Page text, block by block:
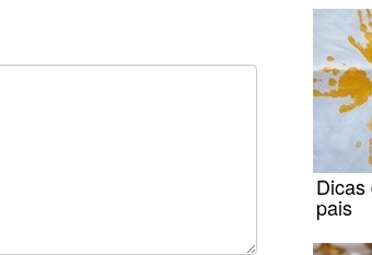
pais